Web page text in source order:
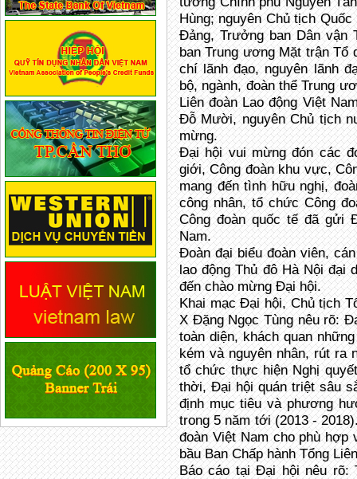
Hùng; nguyên Chủ tịch
Đảng, Trưởng ban Dân vận
ban Trung ương Mặt trận Tổ
chí lãnh đạo, nguyên lãnh
bộ, ngành, đoàn thể Trung
Liên đoàn Lao động Việt
Đỗ Mười, nguyên Chủ tịch
mừng.
Đại hội vui mừng đón các
giới, Công đoàn khu vực,
mang đến tình hữu nghị,
công nhân, tổ chức Công
Công đoàn quốc tế đã gửi
Nam.
Đoàn đại biểu đoàn viên,
lao động Thủ đô Hà Nội đại
đến chào mừng Đại hội.
Khai mạc Đại hội, Chủ tịch
X Đặng Ngọc Tùng nêu rõ:
toàn diện, khách quan
kém và nguyên nhân, rút ra
tổ chức thực hiện Nghị
thời, Đại hội quán triệt sâu
định mục tiêu và phương
trong 5 năm tới (2013 -
đoàn Việt Nam cho phù
bầu Ban Chấp hành Tổng
Báo cáo tại Đại hội nêu